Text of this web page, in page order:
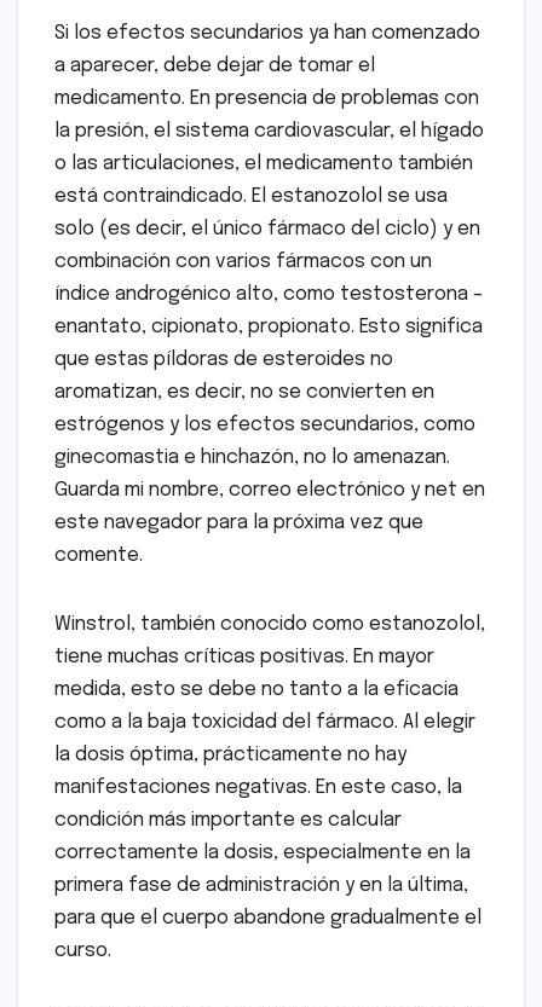
Si los efectos secundarios ya han comenzado
a aparecer, debe dejar de tomar el
medicamento. En presencia de problemas con
la presión, el sistema cardiovascular, el hígado
o las articulaciones, el medicamento también
está contraindicado. El estanozolol se usa
solo (es decir, el único fármaco del ciclo) y en
combinación con varios fármacos con un
índice androgénico alto, como testosterona –
enantato, cipionato, propionato. Esto significa
que estas píldoras de esteroides no
aromatizan, es decir, no se convierten en
estrógenos y los efectos secundarios, como
ginecomastia e hinchazón, no lo amenazan.
Guarda mi nombre, correo electrónico y net en
este navegador para la próxima vez que
comente.
Winstrol, también conocido como estanozolol,
tiene muchas críticas positivas. En mayor
medida, esto se debe no tanto a la eficacia
como a la baja toxicidad del fármaco. Al elegir
la dosis óptima, prácticamente no hay
manifestaciones negativas. En este caso, la
condición más importante es calcular
correctamente la dosis, especialmente en la
primera fase de administración y en la última,
para que el cuerpo abandone gradualmente el
curso.